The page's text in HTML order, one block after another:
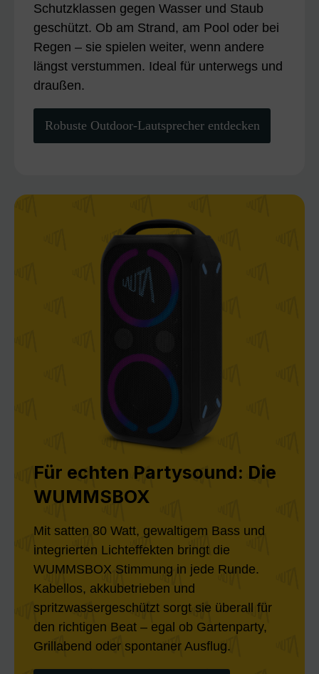
Schutzklassen gegen Wasser und Staub
geschützt. Ob am Strand, am Pool oder bei
Regen – sie spielen weiter, wenn andere
längst verstummen. Ideal für unterwegs und
draußen.
Robuste Outdoor-Lautsprecher entdecken
Für echten Partysound: Die
WUMMSBOX
Mit satten 80 Watt, gewaltigem Bass und
integrierten Lichteffekten bringt die
WUMMSBOX Stimmung in jede Runde.
Kabellos, akkubetrieben und
spritzwassergeschützt sorgt sie überall für
den richtigen Beat – egal ob Gartenparty,
Grillabend oder spontaner Ausflug.